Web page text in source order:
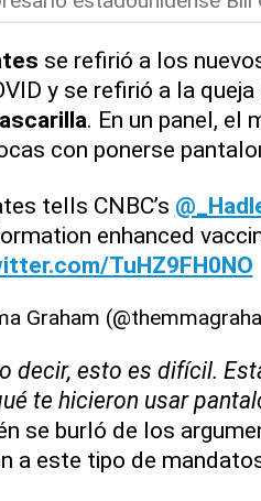
se refirió a los
y se refirió a la
. En un panel, el
con ponerse
tells CNBC’s
enhanced
TuHZ9FH0NO
Graham
decir, esto es difícil.
te hicieron usar
se burló de los
a este tipo de